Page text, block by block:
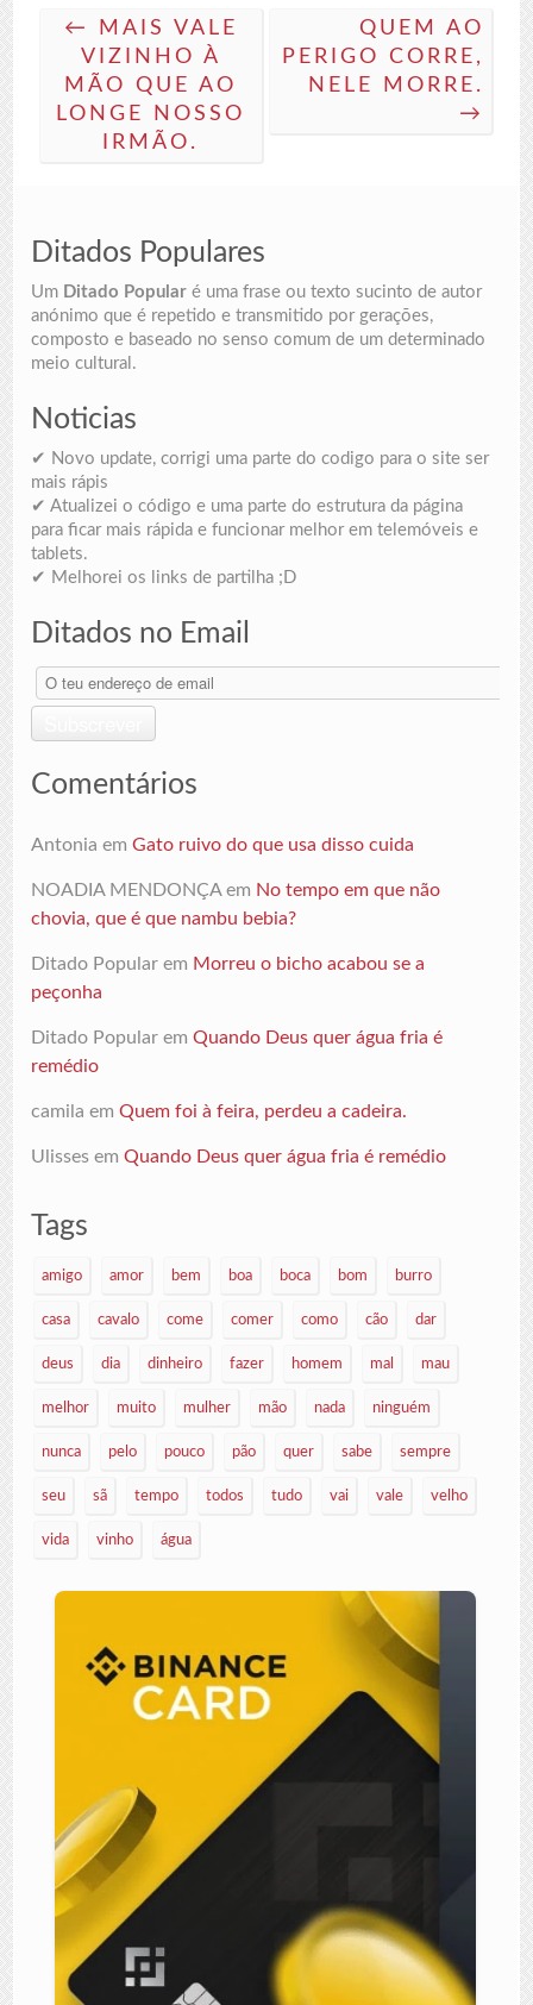
← MAIS VALE
VIZINHO À
MÃO QUE AO
LONGE NOSSO
IRMÃO.
QUEM AO
PERIGO CORRE,
NELE MORRE.
→
Ditados Populares
Um Ditado Popular é uma frase ou texto sucinto de autor
anónimo que é repetido e transmitido por gerações,
composto e baseado no senso comum de um determinado
meio cultural.
Noticias
✔ Novo update, corrigi uma parte do codigo para o site ser
mais rápis
✔ Atualizei o código e uma parte do estrutura da página
para ficar mais rápida e funcionar melhor em telemóveis e
tablets.
✔ Melhorei os links de partilha ;D
Ditados no Email
O
teu
de
email
Comentários
Antonia emGato ruivo do que usa disso cuida
NOADIA MENDONÇA em No tempo em que não
chovia, que é que nambu bebia?
Ditado Popular em Morreu o bicho acabou se a
peçonha
Ditado Popular emQuando Deus quer água fria é
remédio
camila emQuem foi à feira, perdeu a cadeira.
Ulisses emQuando Deus quer água fria é remédio
Tags
amigo amor bem boa boca bom burro
casa cavalo come comer como cão dar
deus dia dinheiro fazer homem mal mau
melhor muito mulher mão nada ninguém
nunca pelo pouco pão quer sabe sempre
seu sã tempo todos tudo vai vale velho
vida vinho água